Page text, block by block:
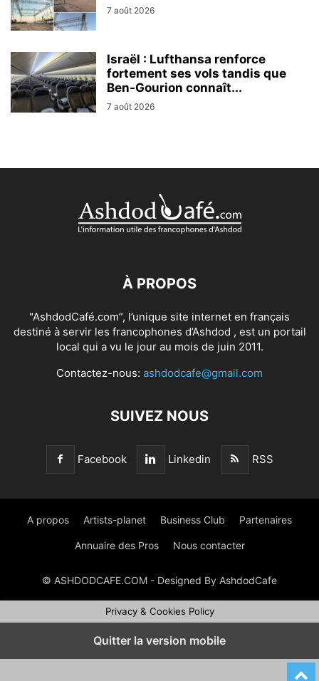
7 août 2026
Israël : Lufthansa renforce
fortement ses vols tandis que
Ben-Gourion connaît...
7 août 2026
À PROPOS
"AshdodCafé.com”, l’unique site internet en français
destiné à servir les francophones d’Ashdod , est un portail
local qui a vu le jour au mois de juin 2011.
Contactez-nous: ashdodcafe@gmail.com
SUIVEZ NOUS
Facebook Linkedin RSS
A propos Artists-planet Business Club Partenaires
Annuaire des Pros Nous contacter
© ASHDODCAFE.COM - Designed By AshdodCafe
Privacy & Cookies Policy
Quitter la version mobile